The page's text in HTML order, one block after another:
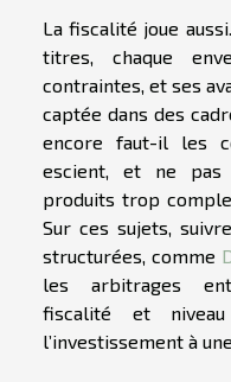
La fiscalité joue
titres, chaque
contraintes, et ses
captée dans des
encore faut-il les
escient, et ne
produits trop
Sur ces sujets,
structurées, comme
les arbitrages
fiscalité et
l’investissement à